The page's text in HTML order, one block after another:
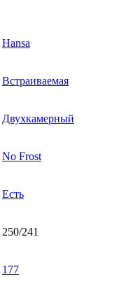
Hansa
Встраиваемая
Двухкамерный
No Frost
Есть
250/241
177